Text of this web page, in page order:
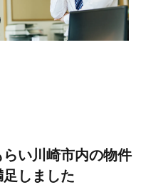
い川崎市内の物件
しました